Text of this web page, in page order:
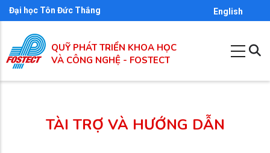
Nhảy
đến
dung
Đại học Tôn Đức Thắng English
QUỸ PHÁT TRIỂN KHOA HỌC
VÀ CÔNG NGHỆ - FOSTECT
TÀI TRỢ VÀ HƯỚNG DẪN